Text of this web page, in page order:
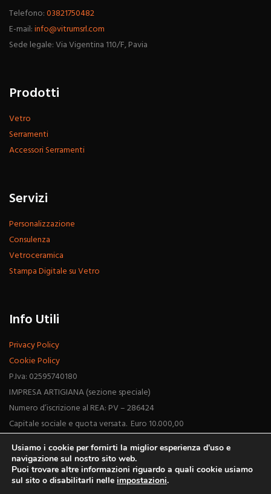
Telefono:03821750482
E-mail:info@vitrumsrl.com
Sede legale: Via Vigentina 110/F, Pavia
Prodotti
Vetro
Serramenti
Accessori Serramenti
Servizi
Personalizzazione
Consulenza
Vetroceramica
Stampa Digitale su Vetro
Info Utili
Privacy Policy
Cookie Policy
P.Iva: 02595740180
IMPRESA ARTIGIANA (sezione speciale)
Numero d’iscrizione al REA: PV – 286424
Capitale sociale e quota versata. Euro 10.000,00
Usiamo i cookie per fornirti la miglior esperienza d'uso e
navigazione sul nostro sito web.
Puoi trovare altre informazioni riguardo a quali cookie usiamo
sul sito o disabilitarli nelle impostazioni.